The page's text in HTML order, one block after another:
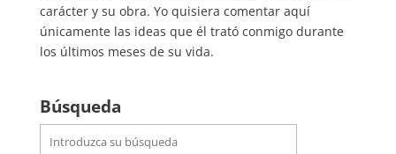
carácter y su obra. Yo quisiera comentar aquí
únicamente las ideas que él trató conmigo durante
los últimos meses de su vida.
Búsqueda